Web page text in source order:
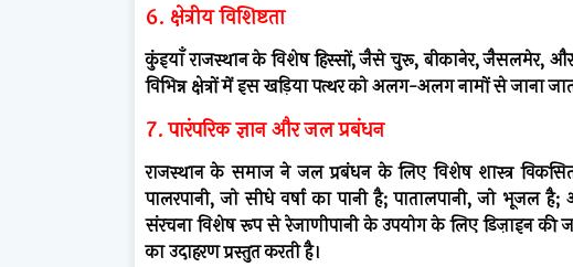
6. क्षेत्रीय विशिष्टता
कुंइयाँ राजस्थान के विशेष हिस्सों, जैसे चुरू, बीकानेर, जैसलमेर, और
विभिन्न क्षेत्रों में इस खड़िया पत्थर को अलग-अलग नामों से जाना
7. पारंपरिक ज्ञान और जल प्रबंधन
राजस्थान के समाज ने जल प्रबंधन के लिए विशेष शास्त्र
पालरपानी, जो सीधे वर्षा का पानी है; पातालपानी, जो भूजल
संरचना विशेष रूप से रेजाणीपानी के उपयोग के लिए डिज़ाइन की
का उदाहरण प्रस्तुत करती है।